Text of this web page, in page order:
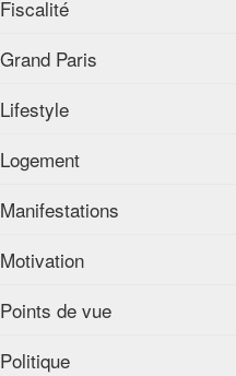
Fiscalité
Grand Paris
Lifestyle
Logement
Manifestations
Motivation
Points de vue
Politique